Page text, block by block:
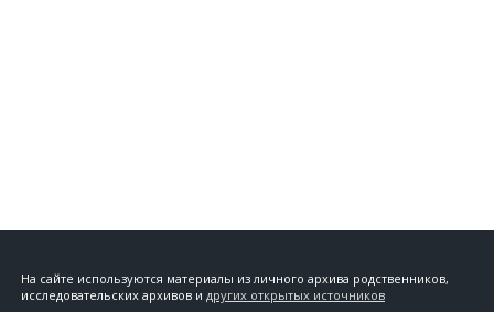
Ц
На сайте используются материалы из личного архива родственников,
исследовательских архивов и других открытых источников